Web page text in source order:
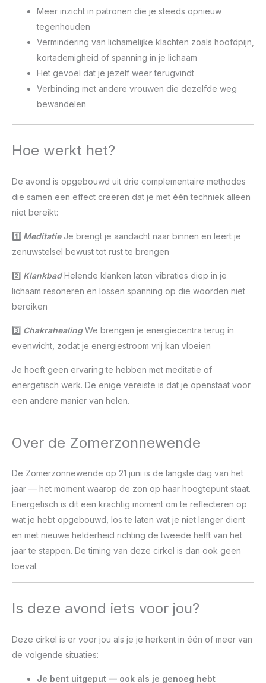
Meer inzicht in patronen die je steeds opnieuw
tegenhouden
Vermindering van lichamelijke klachten zoals hoofdpijn,
kortademigheid of spanning in je lichaam
Het gevoel dat je jezelf weer terugvindt
Verbinding met andere vrouwen die dezelfde weg
bewandelen
Hoe werkt het?
De avond is opgebouwd uit drie complementaire methodes
die samen een effect creëren dat je met één techniek alleen
niet bereikt:
1️⃣ Meditatie Je brengt je aandacht naar binnen en leert je
zenuwstelsel bewust tot rust te brengen
2️⃣ KlankbadHelende klanken laten vibraties diep in je
lichaam resoneren en lossen spanning op die woorden niet
bereiken
3️⃣ ChakrahealingWe brengen je energiecentra terug in
evenwicht, zodat je energiestroom vrij kan vloeien
Je hoeft geen ervaring te hebben met meditatie of
energetisch werk. De enige vereiste is dat je openstaat voor
een andere manier van helen.
Over de Zomerzonnewende
De Zomerzonnewende op 21 juni is de langste dag van het
jaar — het moment waarop de zon op haar hoogtepunt staat.
Energetisch is dit een krachtig moment om te reflecteren op
wat je hebt opgebouwd, los te laten wat je niet langer dient
en met nieuwe helderheid richting de tweede helft van het
jaar te stappen. De timing van deze cirkel is dan ook geen
toeval.
Is deze avond iets voor jou?
Deze cirkel is er voor jou als je je herkent in één of meer van
de volgende situaties:
Je bent uitgeput — ook als je genoeg hebt